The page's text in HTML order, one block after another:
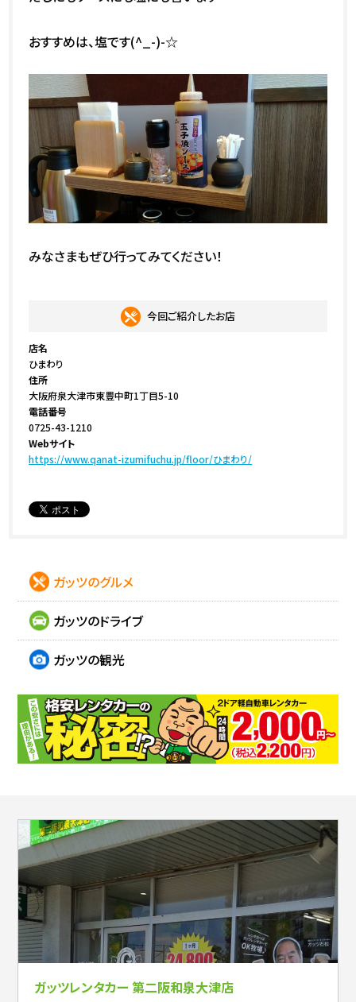
おすすめは、塩です(^_-)-☆
みなさまもぜひ行ってみてください！
今回ご紹介したお店
店名
ひまわり
住所
大阪府泉大津市東豊中町1丁目5-10
電話番号
0725-43-1210
Webサイト
https://www.qanat-izumifuchu.jp/floor/ひまわり/
ガッツのグルメ
ガッツのドライブ
ガッツの観光
ガッツレンタカー 第二阪和泉大津店